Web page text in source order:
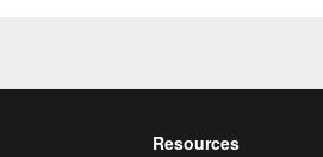
Resources